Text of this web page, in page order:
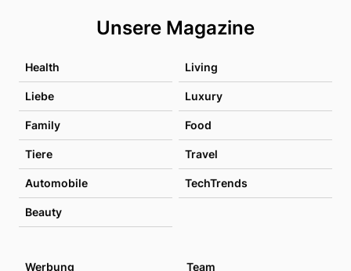
Unsere Magazine
Health Living
Liebe Luxury
Family Food
Tiere Travel
Automobile TechTrends
Beauty
Werbung Team